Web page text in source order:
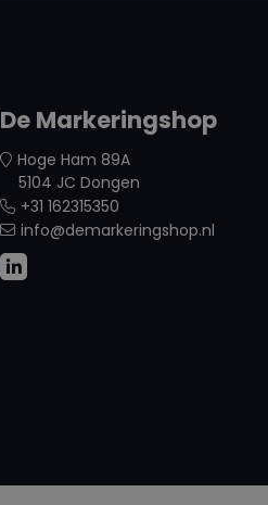
De Markeringshop
Hoge Ham 89A
5104 JC Dongen
+31 162315350
info@demarkeringshop.nl